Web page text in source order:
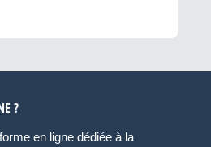
?
en ligne dédiée à la